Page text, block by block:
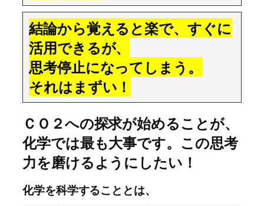
結論から覚えると楽で、すぐに
活用できるが、
思考停止になってしまう。
それはまずい！
ＣＯ２への探求が始めることが、
化学では最も大事です。この思考
力を磨けるようにしたい！
化学を科学することとは、